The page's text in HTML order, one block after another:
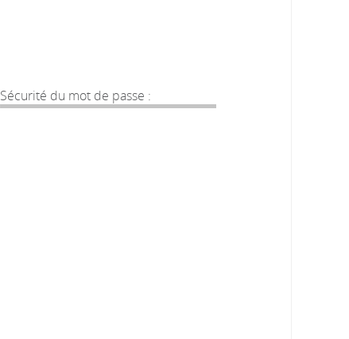
Sécurité du mot de passe :